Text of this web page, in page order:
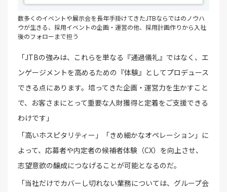
数多くのイベントや展示会を長年手掛けてきたJTBならではのノウハ
ウが生きる、採用イベントの企画・運営の他、採用計画作りから入社
後のフォローまで担う
「JTBの強みは、これらを単なる『通過儀礼』ではなく、エ
ンゲージメントを高めるための『体験』としてプロデュース
できる点にあります。培ってきた企画・運営力を生かすこと
で、お客さまにとって重要な人財獲得と定着をご支援できる
わけです」
「高いホスピタリティー」「きめ細かなオペレーション」に
よって、応募者や内定者の候補者体験（CX）を向上させ、
志望意欲の醸成につなげることが可能となるのだ。
「当社だけでカバーし切れない業務については、グループ会